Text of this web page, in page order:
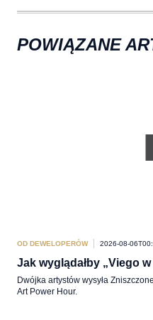
POWIĄZANE
OD DEWELOPERÓW 2026-08-
Jak wyglądałby „Viego
Dwójka artystów wysyła
Art Power Hour.